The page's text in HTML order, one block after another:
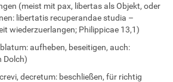
(meist mit pax, libertas als Objekt, oder
libertatis recuperandae studia –
wiederzuerlangen; Philippicae 13,1)
aufheben, beseitigen, auch:
Dolch)
decretum: beschließen, für richtig